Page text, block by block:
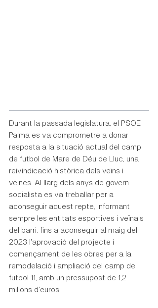
Durant la passada legislatura, el PSOE
Palma es va comprometre a donar
resposta a la situació actual del camp
de futbol de Mare de Déu de Lluc, una
reivindicació històrica dels veïns i
veïnes. Al llarg dels anys de govern
socialista es va treballar per a
aconseguir aquest repte, informant
sempre les entitats esportives i veïnals
del barri, fins a aconseguir al maig del
2023 l'aprovació del projecte i
començament de les obres per a la
remodelació i ampliació del camp de
futbol 11, amb un pressupost de 1,2
milions d'euros.